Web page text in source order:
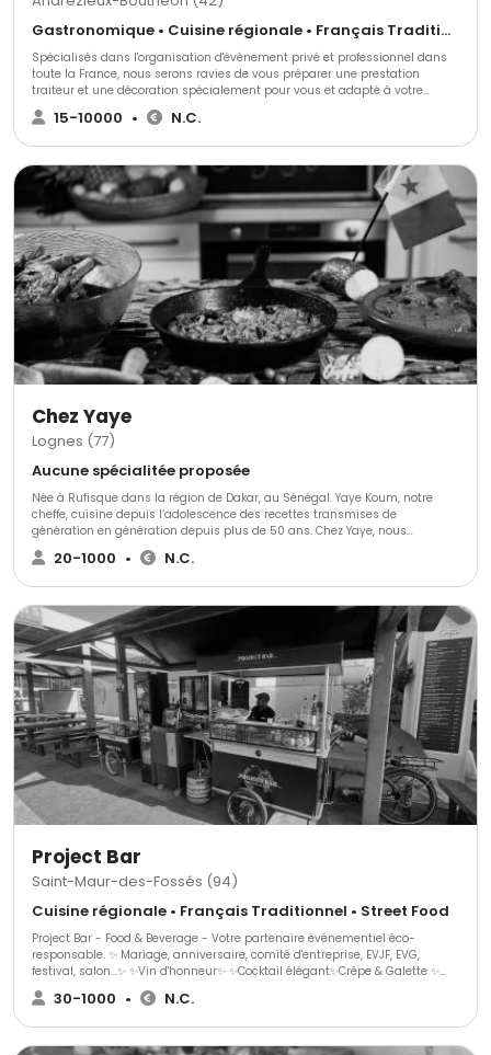
Gastronomique • Cuisine régionale • Français Traditionnel
Spécialisés dans l'organisation d'évènement privé et professionnel dans
toute la France, nous serons ravies de vous préparer une prestation
traiteur et une décoration spécialement pour vous et adapté à votre
thème. Nous mettons tout en œuvre pour accorder la décoration à votre
événement et créer une identité inédite.
15-10000 • N.C.
Chez Yaye
Lognes (77)
Aucune spécialitée proposée
Née à Rufisque dans la région de Dakar, au Sénégal. Yaye Koum, notre
cheffe, cuisine depuis l’adolescence des recettes transmises de
génération en génération depuis plus de 50 ans. Chez Yaye, nous
proposons uniquement des plats faits maison, préparés à partir de
produits frais pour vous faire vivre une expérience à travers des saveurs
20-1000 • N.C.
Project Bar
Saint-Maur-des-Fossés (94)
Cuisine régionale • Français Traditionnel • Street Food
Project Bar - Food & Beverage - Votre partenaire événementiel éco-
responsable. ✨ Mariage, anniversaire, comité d'entreprise, EVJF, EVG,
festival, salon...✨ ✨Vin d'honneur✨ ✨Cocktail élégant✨Crêpe & Galette ✨
Des boissons rafraîchissantes, des saveurs gourmandes et un
engagement envers l'environnement. Chez Project Bar, nous sommes fiers
30-1000 • N.C.